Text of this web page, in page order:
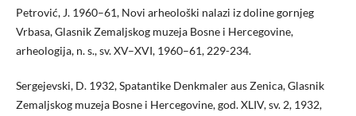
Petrović, J. 1960–61, Novi arheološki nalazi iz doline gornjeg
Vrbasa, Glasnik Zemaljskog muzeja Bosne i Hercegovine,
arheologija, n. s., sv. XV–XVI, 1960–61, 229-234.
Sergejevski, D. 1932, Spatantike Denkmaler aus Zenica, Glasnik
Zemaljskog muzeja Bosne i Hercegovine, god. XLIV, sv. 2, 1932,